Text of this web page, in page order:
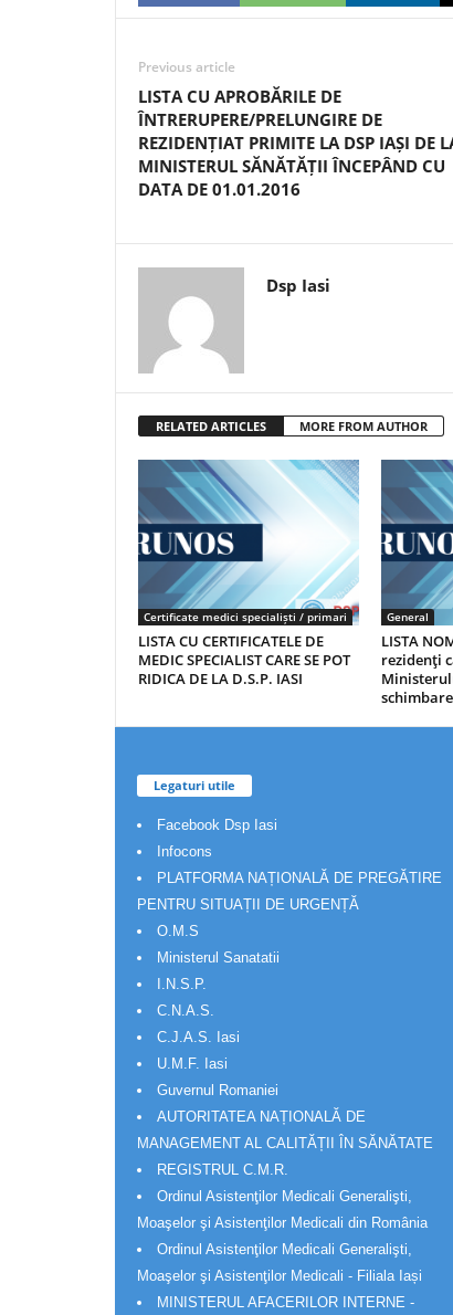
Previous article
LISTA CU APROBĂRILE DE
ÎNTRERUPERE/PRELUNGIRE DE
REZIDENȚIAT PRIMITE LA DSP IAȘI DE
MINISTERUL SĂNĂTĂȚII ÎNCEPÂND CU
DATA DE 01.01.2016
Dsp Iasi
RELATED ARTICLES MORE FROM AUTHOR
Certificate medici specialiști / primari
LISTA CU CERTIFICATELE DE
MEDIC SPECIALIST CARE SE POT
RIDICA DE LA D.S.P. IASI
General
LISTA
rezidenţi
Legaturi utile
Facebook Dsp Iasi
Infocons
PLATFORMA NAȚIONALĂ DE PREGĂTIRE
PENTRU SITUAȚII DE URGENȚĂ
O.M.S
Ministerul Sanatatii
I.N.S.P.
C.N.A.S.
C.J.A.S. Iasi
U.M.F. Iasi
Guvernul Romaniei
AUTORITATEA NAȚIONALĂ DE
MANAGEMENT AL CALITĂȚII ÎN SĂNĂTATE
REGISTRUL C.M.R.
Ordinul Asistenţilor Medicali Generalişti,
Moaşelor şi Asistenţilor Medicali din România
Ordinul Asistenţilor Medicali Generalişti,
Moaşelor şi Asistenţilor Medicali - Filiala Iași
MINISTERUL AFACERILOR INTERNE -